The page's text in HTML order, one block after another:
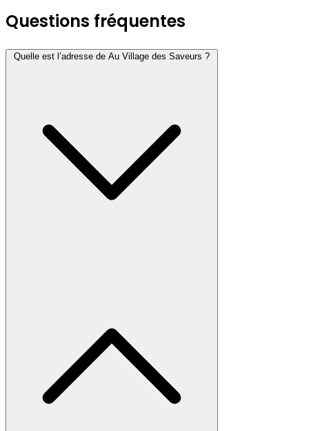
Questions fréquentes
Quelle est l’adresse de Au Village des Saveurs ?